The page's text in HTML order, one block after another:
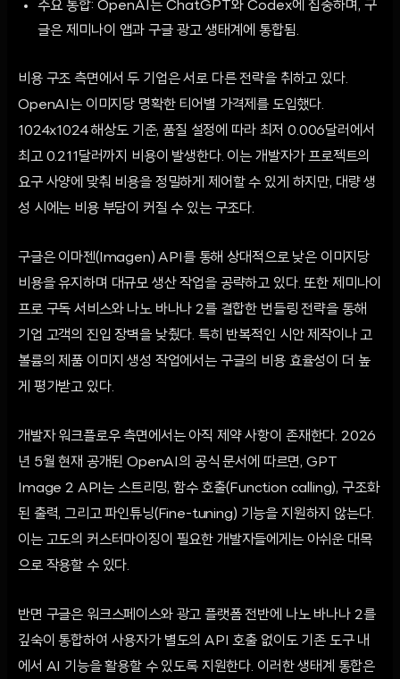
주요 통합: OpenAI는 ChatGPT와 Codex에 집중하며, 구
글은 제미나이 앱과 구글 광고 생태계에 통합됨.
비용 구조 측면에서 두 기업은 서로 다른 전략을 취하고 있다.
OpenAI는 이미지당 명확한 티어별 가격제를 도입했다.
1024x1024 해상도 기준, 품질 설정에 따라 최저 0.006달러에서
최고 0.211달러까지 비용이 발생한다. 이는 개발자가 프로젝트의
요구 사양에 맞춰 비용을 정밀하게 제어할 수 있게 하지만, 대량 생
성 시에는 비용 부담이 커질 수 있는 구조다.
구글은 이마젠(Imagen) API를 통해 상대적으로 낮은 이미지당
비용을 유지하며 대규모 생산 작업을 공략하고 있다. 또한 제미나이
프로 구독 서비스와 나노 바나나 2를 결합한 번들링 전략을 통해
기업 고객의 진입 장벽을 낮췄다. 특히 반복적인 시안 제작이나 고
볼륨의 제품 이미지 생성 작업에서는 구글의 비용 효율성이 더 높
게 평가받고 있다.
개발자 워크플로우 측면에서는 아직 제약 사항이 존재한다. 2026
년 5월 현재 공개된 OpenAI의 공식 문서에 따르면, GPT
Image 2 API는 스트리밍, 함수 호출(Function calling), 구조화
된 출력, 그리고 파인튜닝(Fine-tuning) 기능을 지원하지 않는다.
이는 고도의 커스터마이징이 필요한 개발자들에게는 아쉬운 대목
으로 작용할 수 있다.
반면 구글은 워크스페이스와 광고 플랫폼 전반에 나노 바나나 2를
깊숙이 통합하여 사용자가 별도의 API 호출 없이도 기존 도구 내
에서 AI 기능을 활용할 수 있도록 지원한다. 이러한 생태계 통합은